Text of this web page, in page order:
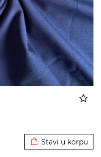
Stavi u korpu